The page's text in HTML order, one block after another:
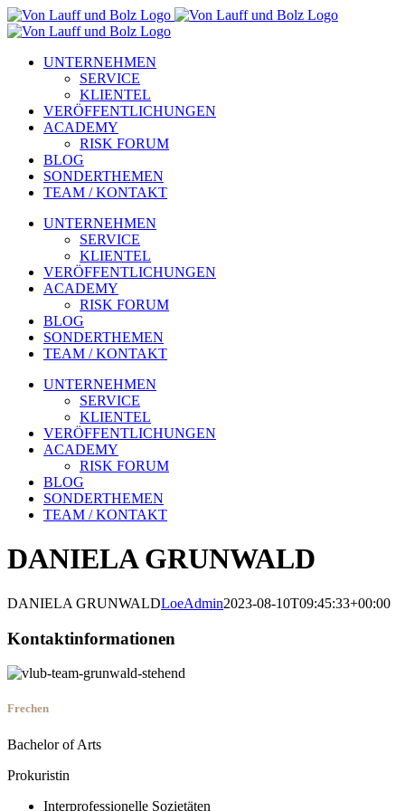
Zum
Inhalt
UNTERNEHMEN
SERVICE
KLIENTEL
VERÖFFENTLICHUNGEN
ACADEMY
RISK FORUM
BLOG
SONDERTHEMEN
TEAM / KONTAKT
UNTERNEHMEN
SERVICE
KLIENTEL
VERÖFFENTLICHUNGEN
ACADEMY
RISK FORUM
BLOG
SONDERTHEMEN
TEAM / KONTAKT
UNTERNEHMEN
SERVICE
KLIENTEL
VERÖFFENTLICHUNGEN
ACADEMY
RISK FORUM
BLOG
SONDERTHEMEN
TEAM / KONTAKT
DANIELA GRUNWALD
DANIELA GRUNWALDLoeAdmin2023-08-10T09:45:33+00:00
Kontaktinformationen
Frechen
Bachelor of Arts
Prokuristin
Interprofessionelle Sozietäten